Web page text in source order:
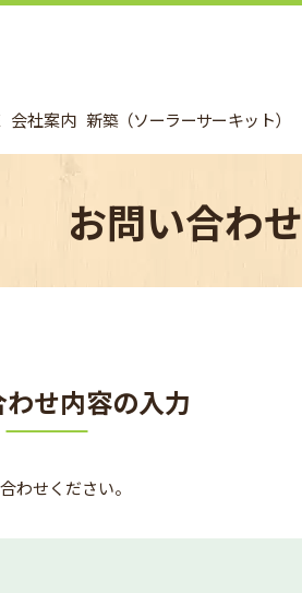
会社案内 新築（ソーラーサーキット）
お問い合わせ
せ内容の入力
わせください。